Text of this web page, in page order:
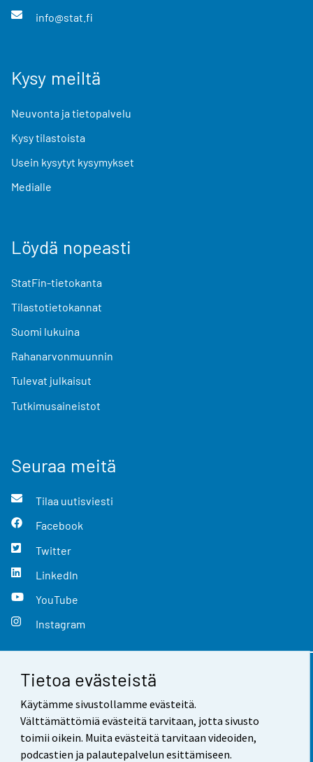
Tietoa evästeistä
Käytämme sivustollamme evästeitä.
Välttämättömiä evästeitä tarvitaan, jotta sivusto
toimii oikein. Muita evästeitä tarvitaan videoiden,
podcastien ja palautepalvelun esittämiseen.
info@stat.fi
Kysy meiltä
Neuvonta ja tietopalvelu
Kysy tilastoista
Usein kysytyt kysymykset
Medialle
Löydä nopeasti
StatFin-tietokanta
Tilastotietokannat
Suomi lukuina
Rahanarvonmuunnin
Tulevat julkaisut
Tutkimusaineistot
Seuraa meitä
Tilaa uutisviesti
Facebook
Twitter
LinkedIn
YouTube
Instagram
Yhteystiedot
Palaute
Käyttöehdot